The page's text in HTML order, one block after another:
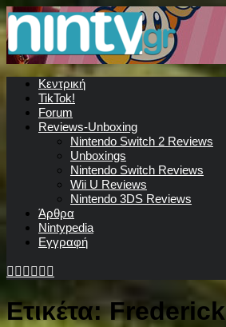
Κεντρική
TikTok!
Forum
Reviews-Unboxing
Nintendo Switch 2 Reviews
Unboxings
Nintendo Switch Reviews
Wii U Reviews
Nintendo 3DS Reviews
Άρθρα
Nintypedia
Εγγραφή
Ετικέτα:Frederick